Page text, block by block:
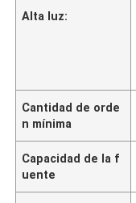
Alta luz:
Cantidad de orde
n mínima
Capacidad de la f
uente